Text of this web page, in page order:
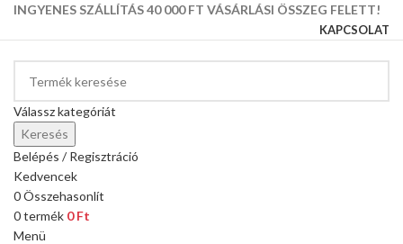
INGYENES SZÁLLÍTÁS 40 000 FT VÁSÁRLÁSI ÖSSZEG FELETT!
KAPCSOLAT
Válassz kategóriát
Keresés
Belépés / Regisztráció
Kedvencek
0Összehasonlít
0termék 0Ft
Menü